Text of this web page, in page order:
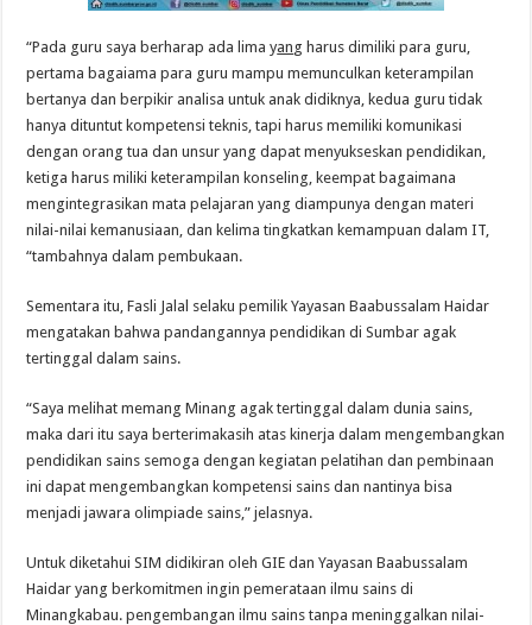
“Pada guru saya berharap ada lima yang harus dimiliki para guru,
pertama bagaiama para guru mampu memunculkan keterampilan
bertanya dan berpikir analisa untuk anak didiknya, kedua guru tidak
hanya dituntut kompetensi teknis, tapi harus memiliki komunikasi
dengan orang tua dan unsur yang dapat menyukseskan pendidikan,
ketiga harus miliki keterampilan konseling, keempat bagaimana
mengintegrasikan mata pelajaran yang diampunya dengan materi
nilai-nilai kemanusiaan, dan kelima tingkatkan kemampuan dalam IT,
“tambahnya dalam pembukaan.
Sementara itu, Fasli Jalal selaku pemilik Yayasan Baabussalam Haidar
mengatakan bahwa pandangannya pendidikan di Sumbar agak
tertinggal dalam sains.
“Saya melihat memang Minang agak tertinggal dalam dunia sains,
maka dari itu saya berterimakasih atas kinerja dalam mengembangkan
pendidikan sains semoga dengan kegiatan pelatihan dan pembinaan
ini dapat mengembangkan kompetensi sains dan nantinya bisa
menjadi jawara olimpiade sains,” jelasnya.
Untuk diketahui SIM didikiran oleh GIE dan Yayasan Baabussalam
Haidar yang berkomitmen ingin pemerataan ilmu sains di
Minangkabau. pengembangan ilmu sains tanpa meninggalkan nilai-